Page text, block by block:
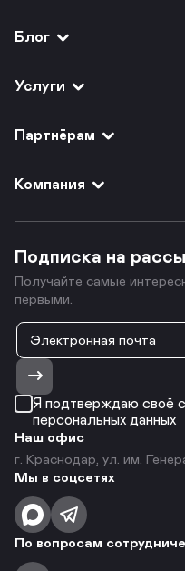
Блог
Услуги
Партнёрам
Компания
Подписка на
Получайте самые
первыми.
Я подтверждаю своё
персональных данных
Наш офис
г. Краснодар, ул. им.
Мы в соцсетях
По вопросам